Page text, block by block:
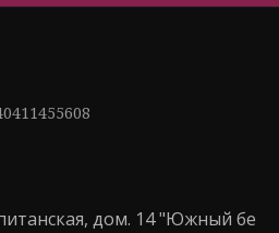
дом. 14 "Южный бе